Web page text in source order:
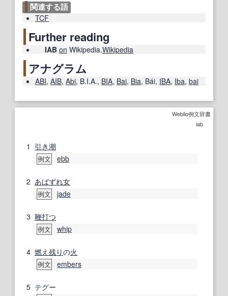
関連する語
TCF
Further reading
IAB on Wikipedia.Wikipedia
アナグラム
ABI, AIB, Abi, B.I.A., BIA, Bai, Bia, Bái, IBA, Iba, bai
Weblio例文辞書
iab
1 引き潮
例文 ebb
2 あばずれ女
例文 jade
3 鞭打つ
例文 whip
4 燃え残りの火
例文 embers
5 テグー